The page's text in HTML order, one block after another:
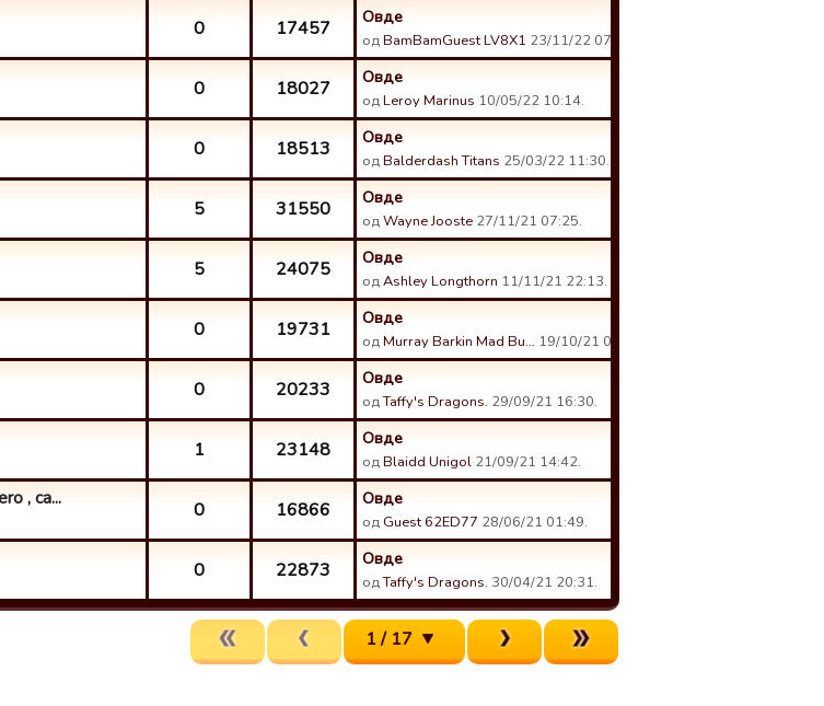
0 17457 Овде
одBamBamGuest LV8X1 23/11/22 07:32.
0 18027 Овде
одLeroy Marinus 10/05/22 10:14.
0 18513 Овде
одBalderdash Titans 25/03/22 11:30.
5 31550 Овде
одWayne Jooste 27/11/21 07:25.
5 24075 Овде
одAshley Longthorn 11/11/21 22:13.
0 19731 Овде
одMurray Barkin Mad Bu… 19/10/21 02:28.
0 20233 Овде
одTaffy's Dragons. 29/09/21 16:30.
1 23148 Овде
одBlaidd Unigol 21/09/21 14:42.
, ca... 0 16866 Овде
од Guest 62ED77 28/06/21 01:49.
0 22873 Овде
одTaffy's Dragons. 30/04/21 20:31.
1 / 17